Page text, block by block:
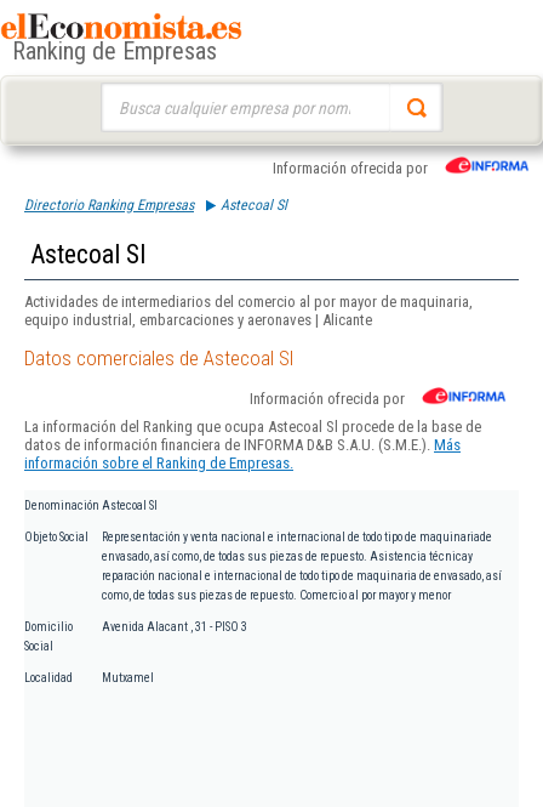
Ranking de Empresas
Información ofrecida por
Directorio Ranking Empresas Astecoal Sl
Astecoal Sl
Actividades de intermediarios del comercio al por mayor de maquinaria,
equipo industrial, embarcaciones y aeronaves | Alicante
Datos comerciales de Astecoal Sl
Información ofrecida por
La información del Ranking que ocupa Astecoal Sl procede de la base de
datos de información financiera de INFORMA D&B S.A.U. (S.M.E.). Más
información sobre el Ranking de Empresas.
Denominación Astecoal Sl
Objeto Social
Representación y venta nacional e internacional de todo tipo de maquinariade
envasado, así como, de todas sus piezas de repuesto. Asistencia técnicay
reparación nacional e internacional de todo tipo de maquinaria de envasado, así
como, de todas sus piezas de repuesto. Comercio al por mayor y menor
Domicilio
Social
Avenida Alacant , 31 - PISO 3
Localidad Mutxamel